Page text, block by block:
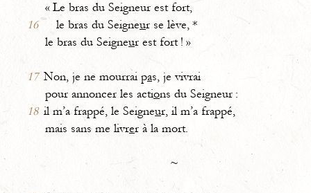
« Le bras du Seigneur est fort,
16
le bras du Seigneur se lève, *
le bras du Seigneur est fort ! »
17 Non, je ne mourrai pas, je vivrai
pour annoncer les actions du Seigneur :
18 il m’a frappé, le Seigneur, il m’a frappé,
mais sans me livrer à la mort.
~